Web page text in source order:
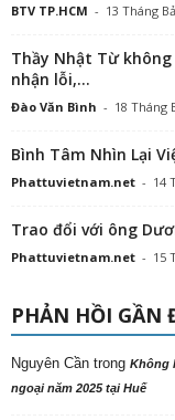
BTV TP.HCM - 13 Tháng
Thầy Nhật Từ
nhận lỗi,...
Đào Văn Bình - 18 Tháng
Bình Tâm Nhìn Lại
Phattuvietnam.net - 14
Trao đổi với ông
Phattuvietnam.net - 15
PHẢN HỒI GẦN
Nguyên Cần trong Không
ngoại năm 2025 tại Huế